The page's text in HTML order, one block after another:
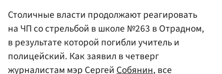
Столичные власти продолжают реагировать
на ЧП со стрельбой в школе №263 в Отрадном,
в результате которой погибли учитель и
полицейский. Как заявил в четверг
журналистам мэр СергейСобянин, все